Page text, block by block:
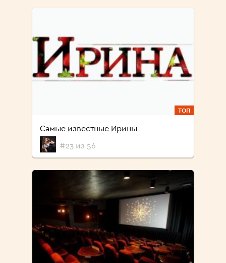
ТОП
Самые известные Ирины
#23 из 56